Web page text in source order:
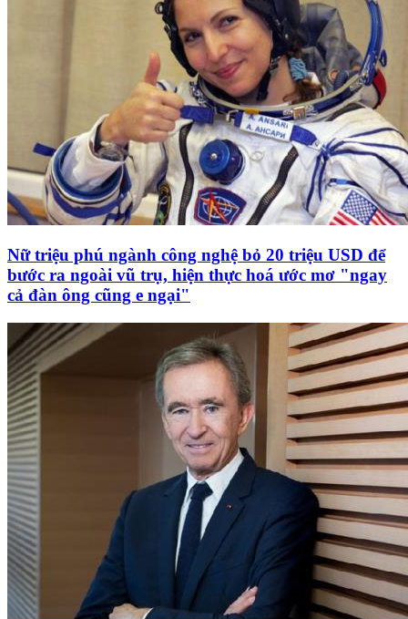
Nữ triệu phú ngành công nghệ bỏ 20 triệu USD để
bước ra ngoài vũ trụ, hiện thực hoá ước mơ "ngay
cả đàn ông cũng e ngại"